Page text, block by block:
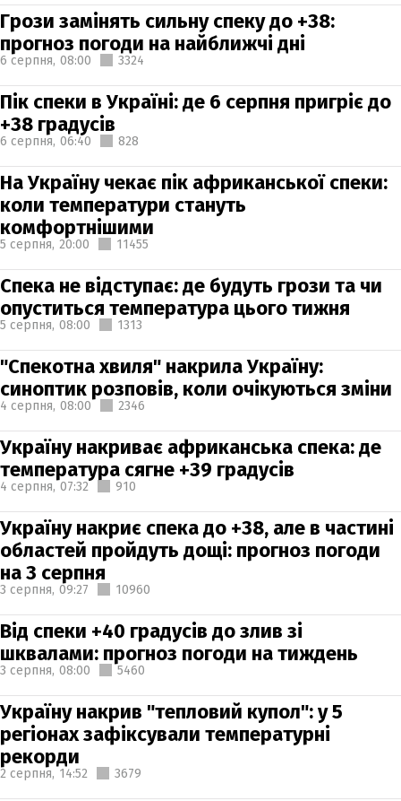
Грози замінять сильну спеку до +38:
прогноз погоди на найближчі дні
6 серпня, 08:00 3324
Пік спеки в Україні: де 6 серпня пригріє до
+38 градусів
6 серпня, 06:40 828
На Україну чекає пік африканської спеки:
коли температури стануть
комфортнішими
5 серпня, 20:00 11455
Спека не відступає: де будуть грози та чи
опуститься температура цього тижня
5 серпня, 08:00 1313
"Спекотна хвиля" накрила Україну:
синоптик розповів, коли очікуються зміни
4 серпня, 08:00 2346
Україну накриває африканська спека: де
температура сягне +39 градусів
4 серпня, 07:32 910
Україну накриє спека до +38, але в частині
областей пройдуть дощі: прогноз погоди
на 3 серпня
3 серпня, 09:27 10960
Від спеки +40 градусів до злив зі
шквалами: прогноз погоди на тиждень
3 серпня, 08:00 5460
Україну накрив "тепловий купол": у 5
регіонах зафіксували температурні
рекорди
2 серпня, 14:52 3679